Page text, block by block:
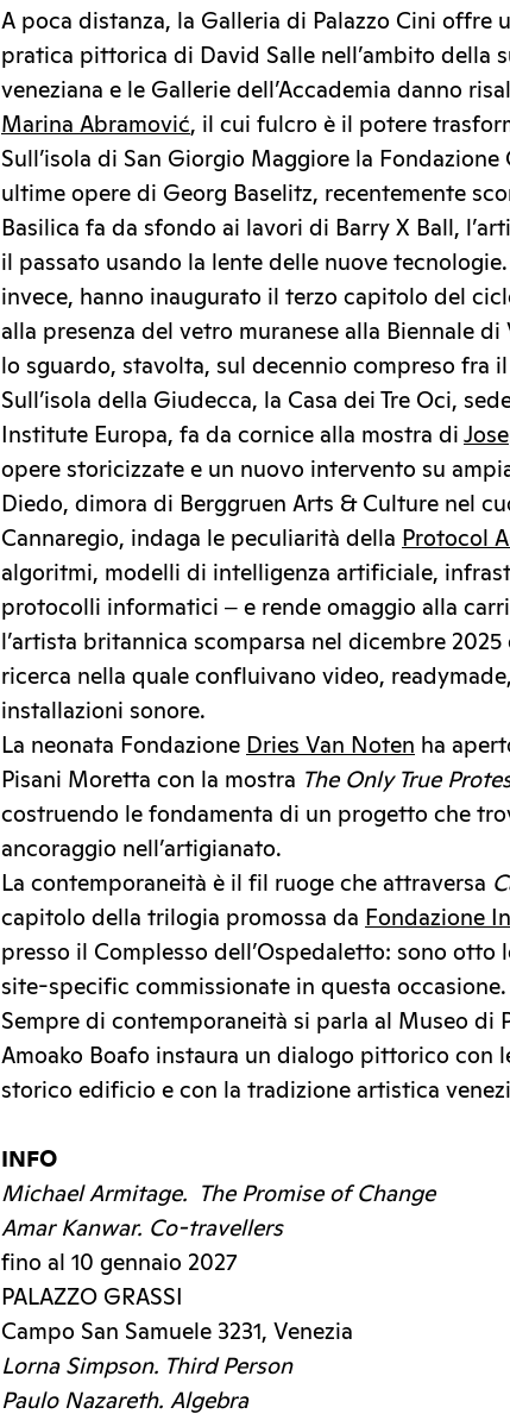
A poca distanza, la Galleria di Palazzo Cini offre
pratica pittorica di David Salle nell’ambito della
veneziana e le Gallerie dell’Accademia danno
Marina Abramović, il cui fulcro è il potere
Sull’isola di San Giorgio Maggiore la
ultime opere di Georg Baselitz, recentemente
Basilica fa da sfondo ai lavori di Barry X Ball,
il passato usando la lente delle nuove
invece, hanno inaugurato il terzo capitolo del
alla presenza del vetro muranese alla Biennale di
lo sguardo, stavolta, sul decennio compreso fra il
Sull’isola della Giudecca, la Casa dei Tre Oci,
Institute Europa, fa da cornice alla mostra di
opere storicizzate e un nuovo intervento su
Diedo, dimora di Berggruen Arts & Culture nel
Cannaregio, indaga le peculiarità della Protocol
algoritmi, modelli di intelligenza artificiale,
protocolli informatici ‒ e rende omaggio alla
l’artista britannica scomparsa nel dicembre
ricerca nella quale confluivano video,
installazioni sonore.
La neonata Fondazione Dries Van Noten ha
Pisani Moretta con la mostra The Only True
costruendo le fondamenta di un progetto che
ancoraggio nell’artigianato.
La contemporaneità è il fil ruoge che attraversa
capitolo della trilogia promossa da Fondazione
presso il Complesso dell’Ospedaletto: sono otto
site-specific commissionate in questa occasione.
Sempre di contemporaneità si parla al Museo di
Amoako Boafo instaura un dialogo pittorico con
storico edificio e con la tradizione artistica
INFO
Michael Armitage. The Promise of Change
Amar Kanwar. Co-travellers
fino al 10 gennaio 2027
PALAZZO GRASSI
Campo San Samuele 3231, Venezia
Lorna Simpson. Third Person
Paulo Nazareth. Algebra